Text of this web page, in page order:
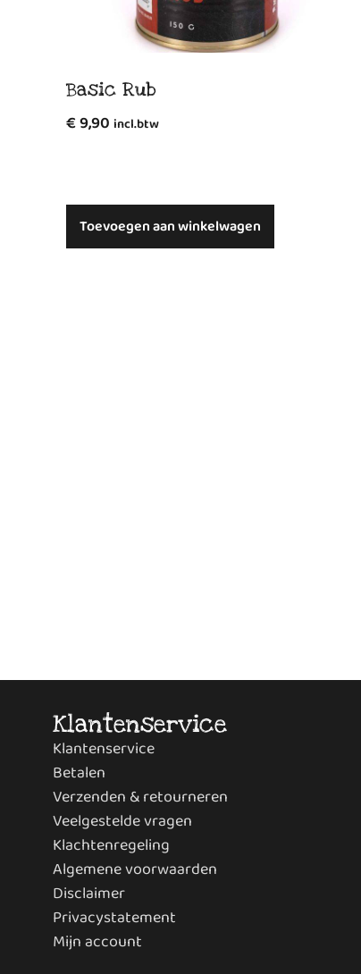
Basic Rub
€9,90 incl.btw
Toevoegen aan winkelwagen
Klantenservice
Klantenservice
Betalen
Verzenden & retourneren
Veelgestelde vragen
Klachtenregeling
Algemene voorwaarden
Disclaimer
Privacystatement
Mijn account